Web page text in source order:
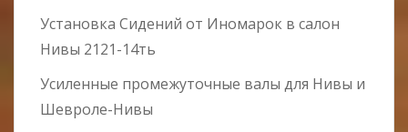
Установка Сидений от Иномарок в салон
Нивы 2121-14ть
Усиленные промежуточные валы для Нивы и
Шевроле-Нивы